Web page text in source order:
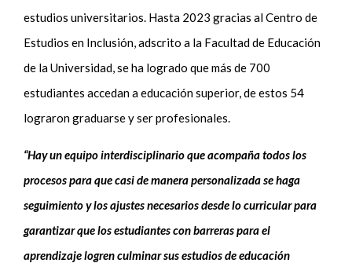
estudios universitarios. Hasta 2023 gracias al Centro de
Estudios en Inclusión, adscrito a la Facultad de Educación
de la Universidad, se ha logrado que más de 700
estudiantes accedan a educación superior, de estos 54
lograron graduarse y ser profesionales.
“Hay un equipo interdisciplinario que acompaña todos los
procesos para que casi de manera personalizada se haga
seguimiento y los ajustes necesarios desde lo curricular para
garantizar que los estudiantes con barreras para el
aprendizaje logren culminar sus estudios de educación